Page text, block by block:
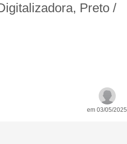
Preto /
em 03/05/2025